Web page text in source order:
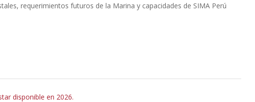
requerimientos futuros de la Marina y capacidades de SIMA Perú
disponible en 2026.